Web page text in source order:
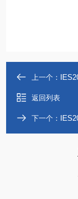
上一个：
返回列表
下一个：